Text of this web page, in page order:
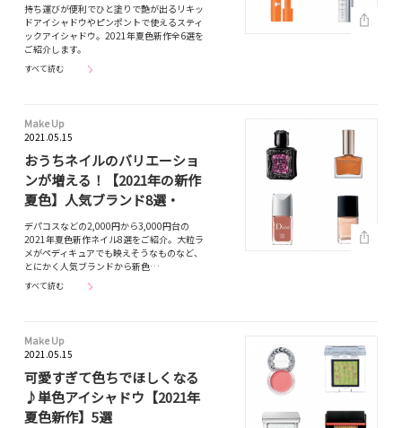
持ち運びが便利でひと塗りで艶が出るリキッ
ドアイシャドウやピンポントで使えるスティ
ックアイシャドウ。2021年夏色新作全6選を
ご紹介します。
すべて読む
Make Up
2021.05.15
おうちネイルのバリエーショ
ンが増える！【2021年の新作
夏色】人気ブランド8選・
デパコスなどの2,000円から3,000円台の
2021年夏色新作ネイル8選をご紹介。大粒ラ
メがペディキュアでも映えそうなものなど、
とにかく人気ブランドから新色…
すべて読む
Make Up
2021.05.15
可愛すぎて色ちでほしくなる
♪単色アイシャドウ【2021年
夏色新作】5選